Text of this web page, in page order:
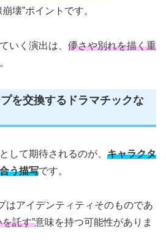
壊”ポイントです。
いく演出は、 儚さや別れを描く重
を交換するドラマチックな
して期待されるのが、 キャラクタ
う描写です。
はアイデンティティそのものであ
託す”意味を持つ可能性がありま